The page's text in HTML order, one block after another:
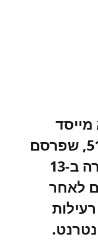
החברה, קייסי וסרמן, בן 51, שפרסם
את רצונו למכור את החברה ב-13
לאחר